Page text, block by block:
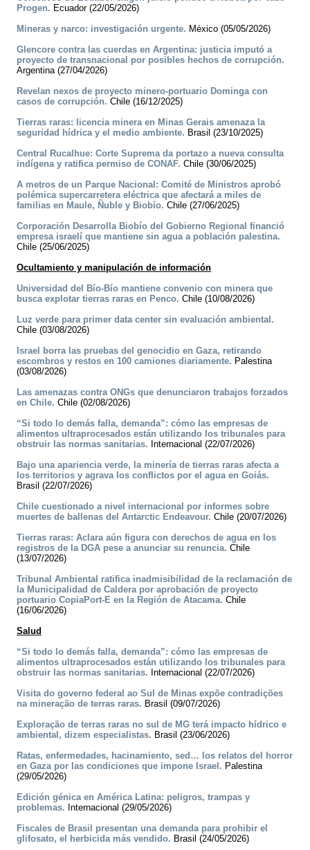
Progen. Ecuador (22/05/2026)
Mineras y narco: investigación urgente. México (05/05/2026)
Glencore contra las cuerdas en Argentina: justicia imputó a
proyecto de transnacional por posibles hechos de corrupción.
Argentina (27/04/2026)
Revelan nexos de proyecto minero-portuario Dominga con
casos de corrupción. Chile (16/12/2025)
Tierras raras: licencia minera en Minas Gerais amenaza la
seguridad hídrica y el medio ambiente. Brasil (23/10/2025)
Central Rucalhue: Corte Suprema da portazo a nueva consulta
indígena y ratifica permiso de CONAF. Chile (30/06/2025)
A metros de un Parque Nacional: Comité de Ministros aprobó
polémica supercarretera eléctrica que afectará a miles de
familias en Maule, Ñuble y Biobío. Chile (27/06/2025)
Corporación Desarrolla Biobío del Gobierno Regional financió
empresa israelí que mantiene sin agua a población palestina.
Chile (25/06/2025)
Ocultamiento y manipulación de información
Universidad del Bío-Bío mantiene convenio con minera que
busca explotar tierras raras en Penco. Chile (10/08/2026)
Luz verde para primer data center sin evaluación ambiental.
Chile (03/08/2026)
Israel borra las pruebas del genocidio en Gaza, retirando
escombros y restos en 100 camiones diariamente. Palestina
(03/08/2026)
Las amenazas contra ONGs que denunciaron trabajos forzados
en Chile. Chile (02/08/2026)
“Si todo lo demás falla, demanda”: cómo las empresas de
alimentos ultraprocesados están utilizando los tribunales para
obstruir las normas sanitarias. Internacional (22/07/2026)
Bajo una apariencia verde, la minería de tierras raras afecta a
los territorios y agrava los conflictos por el agua en Goiás.
Brasil (22/07/2026)
Chile cuestionado a nivel internacional por informes sobre
muertes de ballenas del Antarctic Endeavour. Chile (20/07/2026)
Tierras raras: Aclara aún figura con derechos de agua en los
registros de la DGA pese a anunciar su renuncia. Chile
(13/07/2026)
Tribunal Ambiental ratifica inadmisibilidad de la reclamación de
la Municipalidad de Caldera por aprobación de proyecto
portuario CopiaPort-E en la Región de Atacama. Chile
(16/06/2026)
Salud
“Si todo lo demás falla, demanda”: cómo las empresas de
alimentos ultraprocesados están utilizando los tribunales para
obstruir las normas sanitarias. Internacional (22/07/2026)
Visita do governo federal ao Sul de Minas expõe contradições
na mineração de terras raras. Brasil (09/07/2026)
Exploração de terras raras no sul de MG terá impacto hídrico e
ambiental, dizem especialistas. Brasil (23/06/2026)
Ratas, enfermedades, hacinamiento, sed… los relatos del horror
en Gaza por las condiciones que impone Israel. Palestina
(29/05/2026)
Edición génica en América Latina: peligros, trampas y
problemas. Internacional (29/05/2026)
Fiscales de Brasil presentan una demanda para prohibir el
glifosato, el herbicida más vendido. Brasil (24/05/2026)